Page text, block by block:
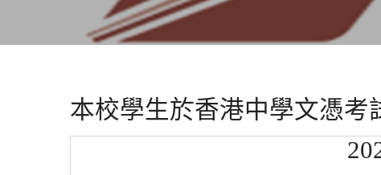
本校學生於香港中學文憑考